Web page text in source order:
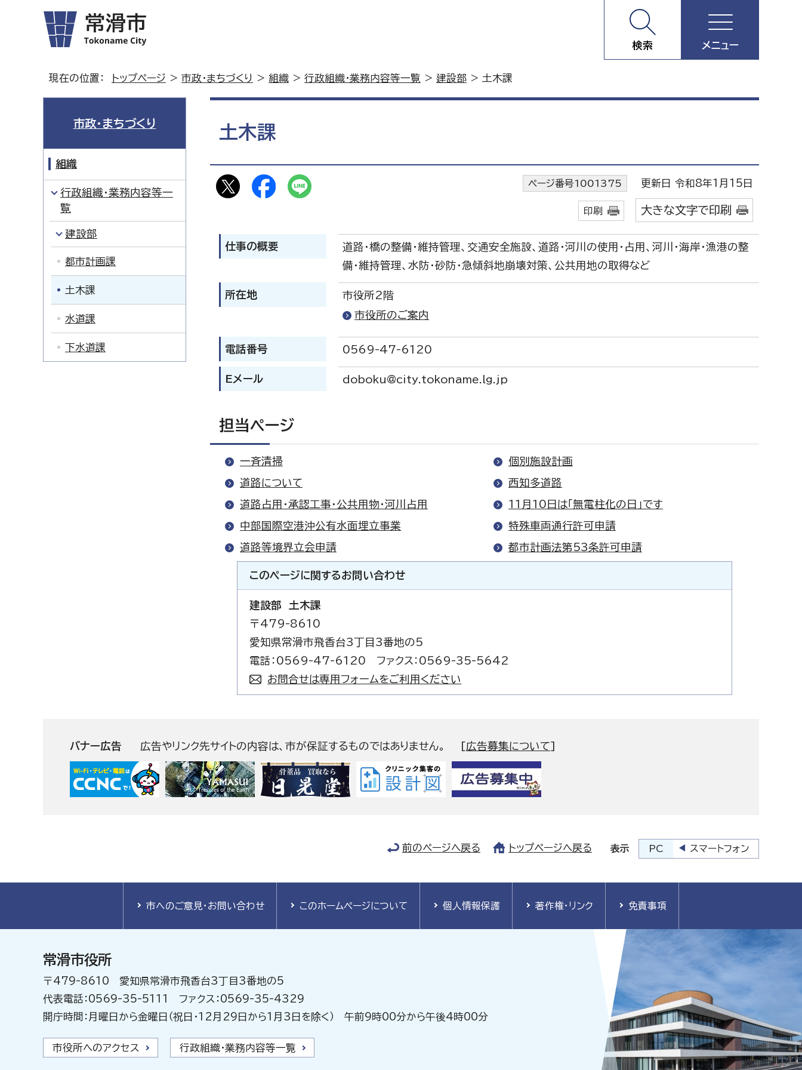
検索 メニュー
現在の位置： トップページ > 市政・まちづくり > 組織 > 行政組織・業務内容等一覧 > 建設部 > 土木課
土木課
ページ番号1001375 更新日 令和8年1月15日
印刷 大きな文字で印刷
仕事の概要
道路・橋の整備・維持管理、交通安全施設、道路・河川の使用・占用、河川・海岸・漁港の整
備・維持管理、水防・砂防・急傾斜地崩壊対策、公共用地の取得など
所在地
市役所2階
市役所のご案内
電話番号 0569-47-6120
Eメール doboku@city.tokoname.lg.jp
担当ページ
一斉清掃 個別施設計画
道路について 西知多道路
道路占用・承認工事・公共用物・河川占用 11月10日は「無電柱化の日」です
中部国際空港沖公有水面埋立事業 特殊車両通行許可申請
道路等境界立会申請 都市計画法第53条許可申請
このページに関するお問い合わせ
建設部 土木課
〒479-8610
愛知県常滑市飛香台3丁目3番地の5
電話：0569-47-6120 ファクス：0569-35-5642
お問合せは専用フォームをご利用ください
市政・まちづくり
組織
行政組織・業務内容等一
覧
建設部
都市計画課
土木課
水道課
下水道課
バナー広告 広告やリンク先サイトの内容は、市が保証するものではありません。 [広告募集について]
前のページへ戻る トップページへ戻る 表示 PC スマートフォン
市へのご意見・お問い合わせ このホームページについて 個人情報保護 著作権・リンク 免責事項
常滑市役所
〒479-8610 愛知県常滑市飛香台3丁目3番地の5
代表電話：0569-35-5111 ファクス：0569-35-4329
開庁時間：月曜日から金曜日（祝日・12月29日から1月3日を除く） 午前9時00分から午後4時00分
市役所へのアクセス 行政組織・業務内容等一覧